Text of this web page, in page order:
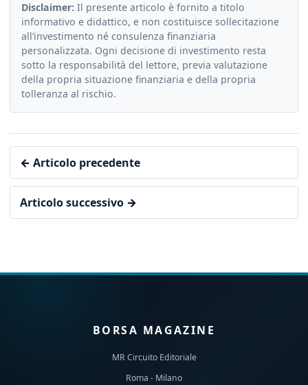
Disclaimer: Il presente articolo è fornito a titolo
informativo e didattico, e non costituisce sollecitazione
all’investimento né consulenza finanziaria
personalizzata. Ogni decisione di investimento resta
sotto la responsabilità del lettore, previa valutazione
della propria situazione finanziaria e della propria
tolleranza al rischio.
← Articolo precedente
Articolo successivo →
BORSA MAGAZINE
MR Circuito Editoriale
Roma - Milano